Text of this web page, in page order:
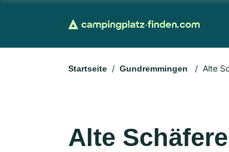
Startseite Gundremmingen Alte
Alte